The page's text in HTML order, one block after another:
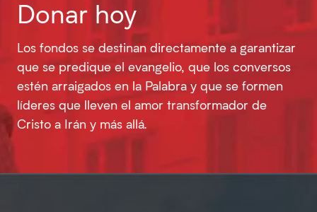
Donar hoy
Los fondos se destinan directamente a garantizar
que se predique el evangelio, que los conversos
estén arraigados en la Palabra y que se formen
líderes que lleven el amor transformador de
Cristo a Irán y más allá.